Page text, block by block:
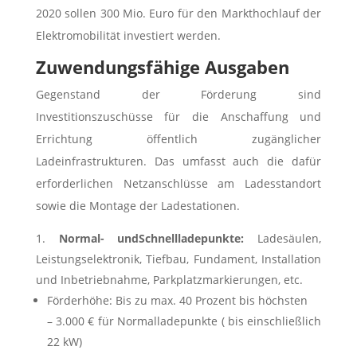
2020 sollen 300 Mio. Euro für den Markthochlauf der
Elektromobilität investiert werden.
Zuwendungsfähige Ausgaben
Gegenstand der Förderung sind
Investitionszuschüsse für die Anschaffung und
Errichtung öffentlich zugänglicher
Ladeinfrastrukturen. Das umfasst auch die dafür
erforderlichen Netzanschlüsse am Ladesstandort
sowie die Montage der Ladestationen.
Normal- undSchnellladepunkte: Ladesäulen,
Leistungselektronik, Tiefbau, Fundament, Installation
und Inbetriebnahme, Parkplatzmarkierungen, etc.
Förderhöhe: Bis zu max. 40 Prozent bis höchsten
– 3.000 € für Normalladepunkte ( bis einschließlich
22 kW)